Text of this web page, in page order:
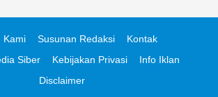
Kami Susunan Redaksi
Kontak
Siber
Kebijakan Privasi
Info Iklan
Disclaimer